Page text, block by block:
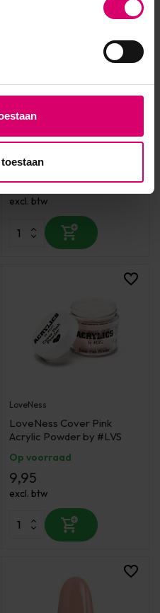
Crystal Nails Acryl Master
Powder Cover Pink 100 gr
Op voorraad
39,85
excl. btw
LoveNess
LoveNess Cover Pink
Acrylic Powder by #LVS
Op voorraad
9,95
excl. btw